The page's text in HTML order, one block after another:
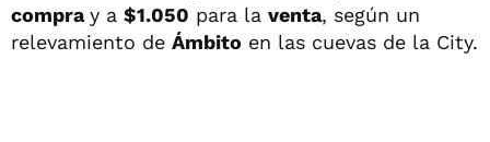
compray a $1.050 para la venta, según un
relevamiento de Ámbito en las cuevas de la City.